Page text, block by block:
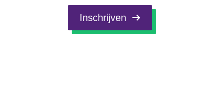
Inschrijven